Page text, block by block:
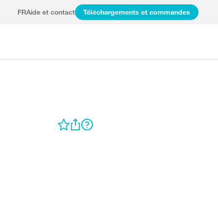
FRAide et contact Téléchargements et commandes